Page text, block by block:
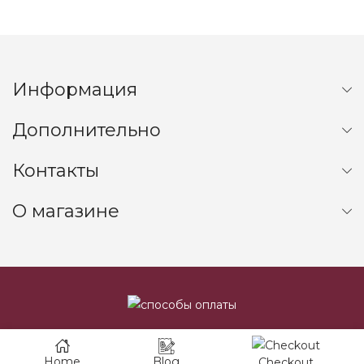
Информация
Дополнительно
Контакты
О магазине